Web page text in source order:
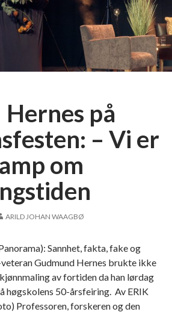
på
– Vi er
om
ARILD JOHAN WAAGBØ
Sannhet, fakta, fake og
Gudmund Hernes brukte ikke
av fortiden da han lørdag
høgskolens 50-årsfeiring. Av ERIK
Professoren, forskeren og den